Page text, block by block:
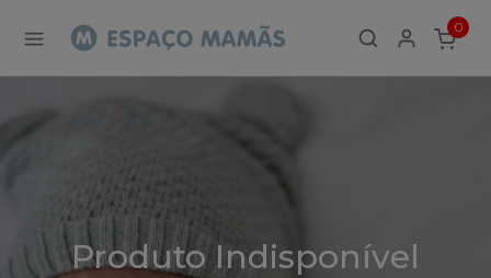
Detalhe
de
Produto
-
Produto
0
ITEMS
Produto Indisponível